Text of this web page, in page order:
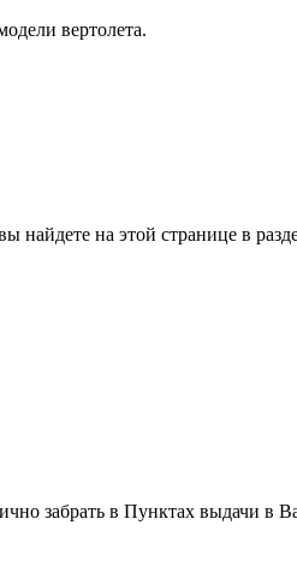
вертолета.
вы найдете на этой странице
забрать в Пунктах выдачи в